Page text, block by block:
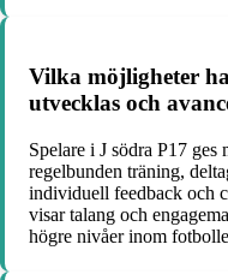
Vilka möjligheter
utvecklas och
Spelare i J södra P17
regelbunden träning,
individuell feedback och
visar talang och
högre nivåer inom